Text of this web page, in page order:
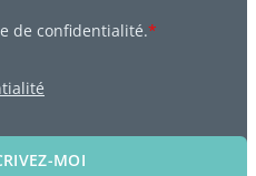
de confidentialité.*
MOI